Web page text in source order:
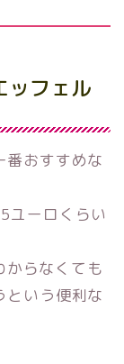
ッフェル
番おすすめな
ユーロくらい
らなくても
という便利な